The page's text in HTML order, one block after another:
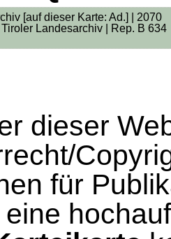
[auf dieser Karte: Ad.] | 2070
Landesarchiv | Rep. B 634
dieser
für